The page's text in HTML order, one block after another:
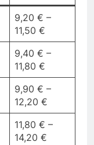
9,20 € –
11,50 €
9,40 € –
11,80 €
9,90 € –
12,20 €
11,80 € –
14,20 €